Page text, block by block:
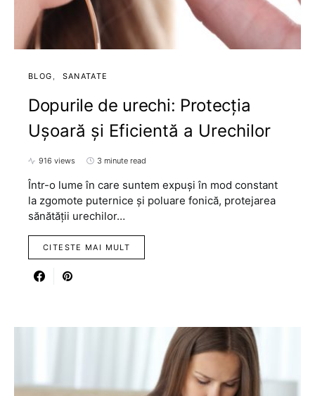
BLOG SANATATE
Dopurile de urechi: Protecția
Ușoară și Eficientă a Urechilor
916 views 3 minute read
Într-o lume în care suntem expuși în mod constant
la zgomote puternice și poluare fonică, protejarea
sănătății urechilor…
CITESTE MAI MULT